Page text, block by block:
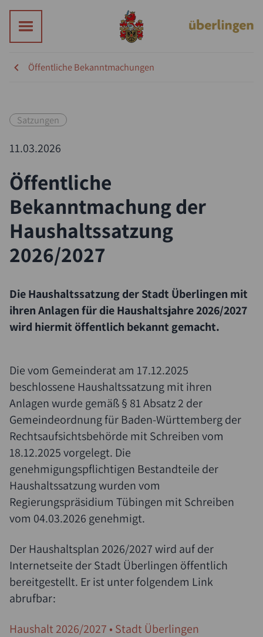
Öffentliche Bekanntmachungen
Satzungen
11.03.2026
Öffentliche
Bekanntmachung der
Haushaltssatzung
2026/2027
Die Haushaltssatzung der Stadt Überlingen mit
ihren Anlagen für die Haushaltsjahre 2026/2027
wird hiermit öffentlich bekannt gemacht.
Die vom Gemeinderat am 17.12.2025
beschlossene Haushaltssatzung mit ihren
Anlagen wurde gemäß § 81 Absatz 2 der
Gemeindeordnung für Baden-Württemberg der
Rechtsaufsichtsbehörde mit Schreiben vom
18.12.2025 vorgelegt. Die
genehmigungspflichtigen Bestandteile der
Haushaltssatzung wurden vom
Regierungspräsidium Tübingen mit Schreiben
vom 04.03.2026 genehmigt.
Der Haushaltsplan 2026/2027 wird auf der
Internetseite der Stadt Überlingen öffentlich
bereitgestellt. Er ist unter folgendem Link
abrufbar:
Haushalt 2026/2027 • Stadt Überlingen